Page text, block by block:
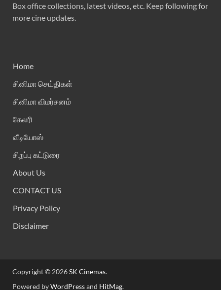
Box office collections, latest videos, etc. Keep following for
more cine updates.
Home
சினிமா செய்திகள்
சினிமா விமர்சனம்
கேலரி
வீடியோஸ்
சிறப்பு கட்டுரை
About Us
CONTACT US
Privacy Policy
Disclaimer
Copyright © 2026SK Cinemas.
Powered byWordPressand HitMag.